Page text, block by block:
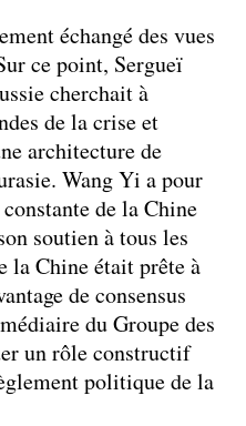
échangé des vues
ce point, Sergueï
cherchait à
de la crise et
architecture de
Wang Yi a pour
de la Chine
soutien à tous les
la Chine était prête à
de consensus
du Groupe des
un rôle constructif
politique de la